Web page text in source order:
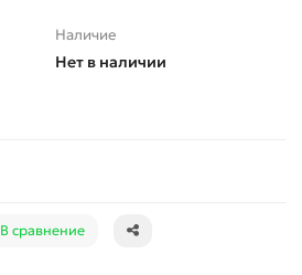
Наличие
Нет в наличии
В сравнение